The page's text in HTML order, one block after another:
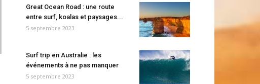
Great Ocean Road : une route
entre surf, koalas et paysages...
5 septembre 2023
Surf trip en Australie : les
événements à ne pas manquer
5 septembre 2023